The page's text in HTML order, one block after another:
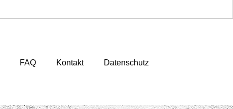
FAQ Kontakt Datenschutz